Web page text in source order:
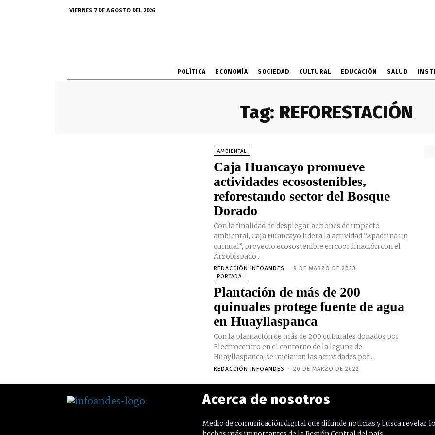
VIERNES 7 DE AGOSTO DEL 2026
POLÍTICA ECONOMÍA SOCIEDAD CULTURAL EDUCACIÓN SALUD
Tag: REFORESTACIÓN
AMBIENTAL
Caja Huancayo promueve
actividades ecosostenibles,
reforestando sector del Bosque
Dorado
Con la finalidad de desplegar acciones de impacto
ambiental, Caja Huancayo lidera la actividad “Apadrina un
quinual”, proyecto ecosostenible en coordinación con el
Arzobispado...
REDACCIÓN INFOANDES - 9 DE MARZO DE 2023
PORTADA
Plantación de más de 200
quinuales protege fuente de agua
en Huayllaspanca
Con la plantación de más de 200 quinuales donados por
Electrocentro en el contorno de la laguna de
Huayllaspanca, se iniciaron las actividades por...
REDACCIÓN INFOANDES - 20 DE MARZO DE 2022
Acerca de nosotros
Medio de comunicación digital que difunde noticias y busca revelar